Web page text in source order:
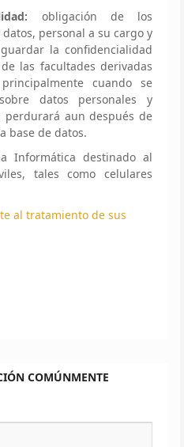
obligación de los
personal a su cargo y
la confidencialidad
las facultades derivadas
cuando se
datos personales y
perdurará aun después de
base de datos.
Informática destinado al
tales como celulares
al tratamiento de sus
COMÚNMENTE